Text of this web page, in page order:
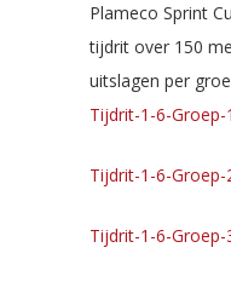
Plameco Sprint
tijdrit over 150
uitslagen per
Tijdrit-1-6-Groep-1
Tijdrit-1-6-Groep-
Tijdrit-1-6-Groep-